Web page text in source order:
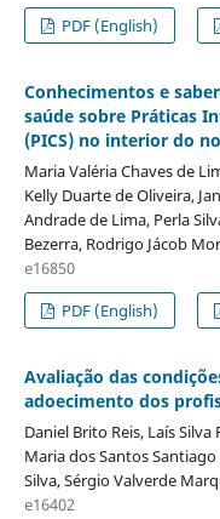
PDF (English)
Conhecimentos e
saúde sobre Práticas
(PICS) no interior do
Maria Valéria Chaves de
Kelly Duarte de Oliveira,
Andrade de Lima, Perla
Bezerra, Rodrigo Jácob
e16850
PDF (English)
Avaliação das
adoecimento dos
Daniel Brito Reis, Laís
Maria dos Santos
Silva, Sérgio Valverde
e16402